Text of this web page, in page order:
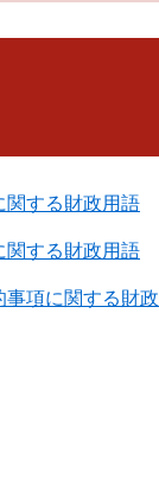
関する財政用語
関する財政用語
事項に関する財